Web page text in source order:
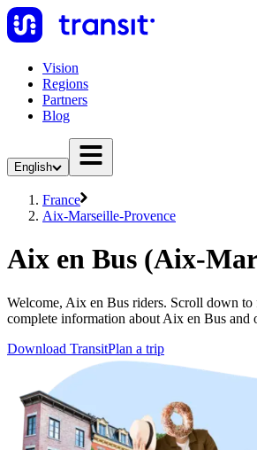
Vision
Regions
Partners
Blog
English
France
Aix-Marseille-Provence
Aix en Bus (Aix-
Welcome, Aix en Bus riders. Scroll down
complete information about Aix en Bus and
Download TransitPlan a trip